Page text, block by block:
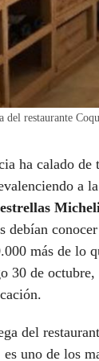
del restaurante
ha calado de
a
debían
más de lo
30 de octubre,
del
es uno de los